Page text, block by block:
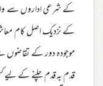
کے شرعی اداروں سے
کے نزدیک اصل کام
موجودہ دور کے تقاضوں
قدم بہ قدم چلنے کے لیے